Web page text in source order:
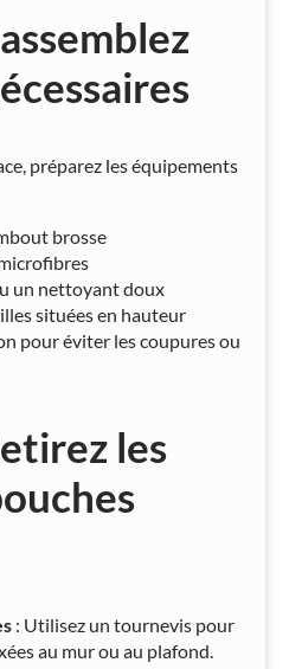
préparez les équipements
brosse
un nettoyant doux
situées en hauteur
pour éviter les coupures ou
les
: Utilisez un tournevis pour
au mur ou au plafond.